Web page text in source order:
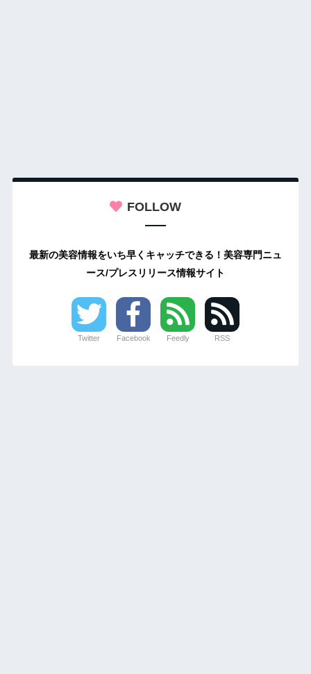
FOLLOW
最新の美容情報をいち早くキャッチできる！美容専門ニュ
ース/プレスリリース情報サイト
Twitter Facebook Feedly RSS